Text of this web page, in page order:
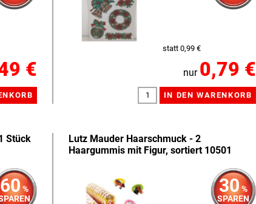
€
statt 0,99 €
nur 0,79 €
Stück
60 %
Lutz Mauder Haarschmuck - 2
Haargummis mit Figur, sortiert 10501
30 %
SPAREN